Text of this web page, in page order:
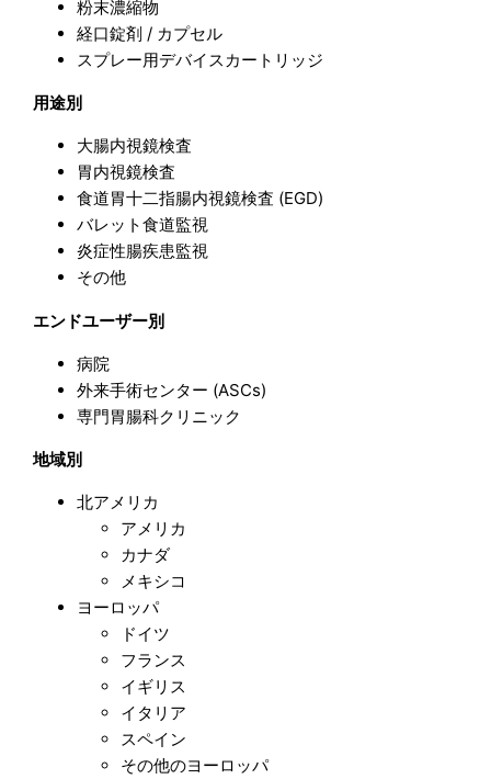
粉末濃縮物
経口錠剤 / カプセル
スプレー用デバイスカートリッジ
用途別
大腸内視鏡検査
胃内視鏡検査
食道胃十二指腸内視鏡検査 (EGD)
バレット食道監視
炎症性腸疾患監視
その他
エンドユーザー別
病院
外来手術センター (ASCs)
専門胃腸科クリニック
地域別
北アメリカ
アメリカ
カナダ
メキシコ
ヨーロッパ
ドイツ
フランス
イギリス
イタリア
スペイン
その他のヨーロッパ